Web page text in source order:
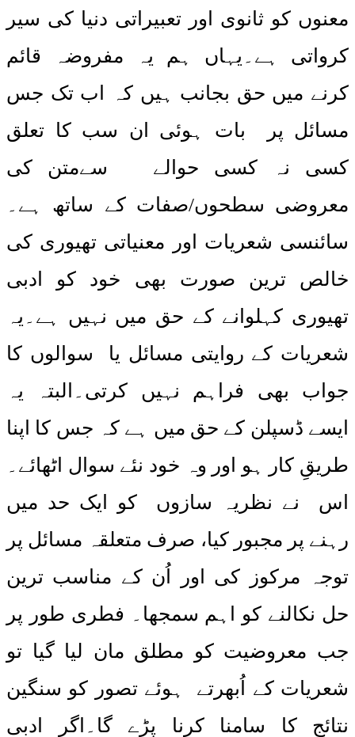
معنوں کو ثانوی اور تعبیراتی دنیا کی سیر
کرواتی ہے۔یہاں ہم یہ مفروضہ قائم
کرنے میں حق بجانب ہیں کہ اب تک جس
مسائل پر بات ہوئی ان سب کا تعلق
کسی نہ کسی حوالے سےمتن کی
معروضی سطحوں/صفات کے ساتھ ہے۔
سائنسی شعریات اور معنیاتی تھیوری کی
خالص ترین صورت بھی خود کو ادبی
تھیوری کہلوانے کے حق میں نہیں ہے۔یہ
شعریات کے روایتی مسائل یا سوالوں کا
جواب بھی فراہم نہیں کرتی۔البتہ یہ
ایسے ڈسپلن کے حق میں ہے کہ جس کا اپنا
طریقِ کار ہو اور وہ خود نئے سوال اٹھائے۔
اس نے نظریہ سازوں کو ایک حد میں
رہنے پر مجبور کیا، صرف متعلقہ مسائل پر
توجہ مرکوز کی اور اُن کے مناسب ترین
حل نکالنے کو اہم سمجھا۔ فطری طور پر
جب معروضیت کو مطلق مان لیا گیا تو
شعریات کے اُبھرتے ہوئے تصور کو سنگین
نتائج کا سامنا کرنا پڑے گا۔اگر ادبی